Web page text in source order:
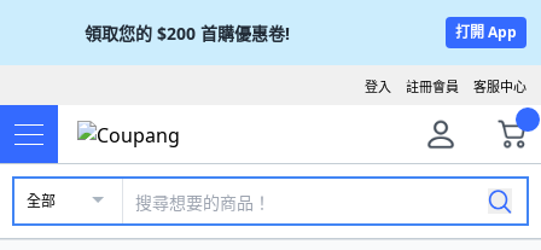
領取您的 $200 首購優惠卷! 打開 App
客服中心
註冊會員
登入
全部